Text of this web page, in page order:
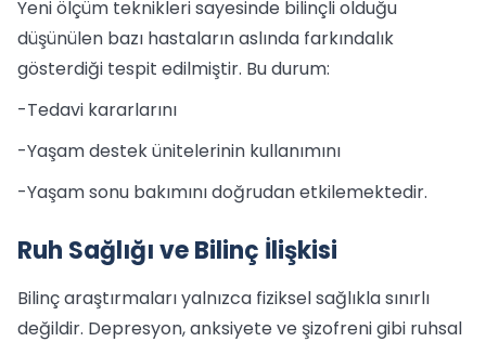
Yeni ölçüm teknikleri sayesinde bilinçli olduğu
düşünülen bazı hastaların aslında farkındalık
gösterdiği tespit edilmiştir. Bu durum:
-Tedavi kararlarını
-Yaşam destek ünitelerinin kullanımını
-Yaşam sonu bakımını doğrudan etkilemektedir.
Ruh Sağlığı ve Bilinç İlişkisi
Bilinç araştırmaları yalnızca fiziksel sağlıkla sınırlı
değildir. Depresyon, anksiyete ve şizofreni gibi ruhsal